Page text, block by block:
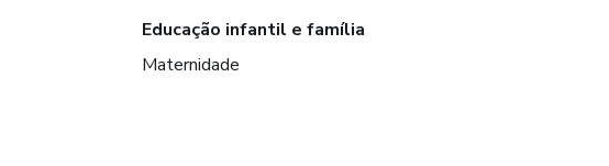
Educação infantil e família
Maternidade